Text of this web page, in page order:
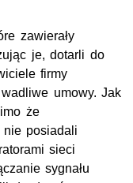
zawierały
je, dotarli do
firmy
umowy. Jak
że
nie posiadali
sieci
sygnału